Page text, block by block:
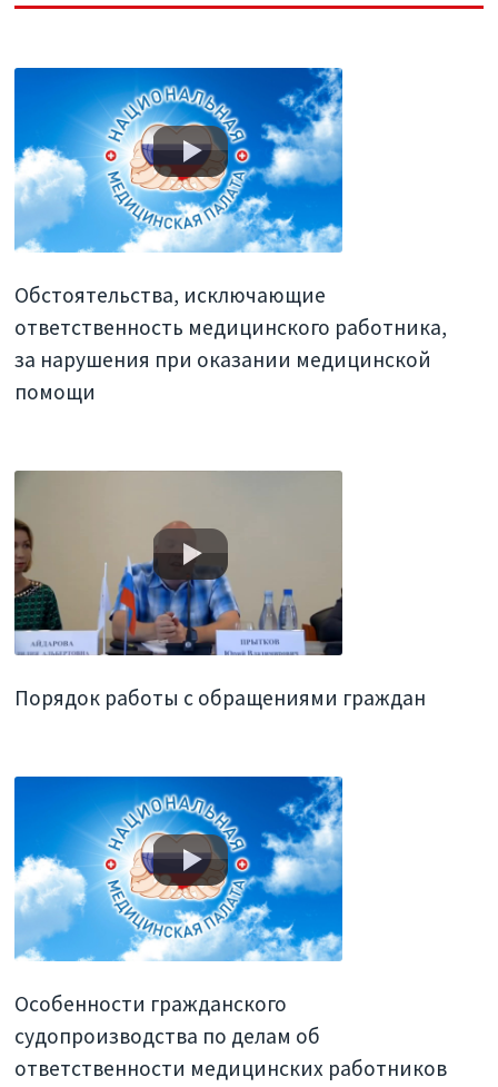
Обстоятельства, исключающие
ответственность медицинского работника,
за нарушения при оказании медицинской
помощи
Порядок работы с обращениями граждан
Особенности гражданского
судопроизводства по делам об
ответственности медицинских работников